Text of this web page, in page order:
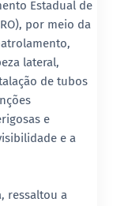
Estadual de
por meio da
lateral,
de tubos
e
e a
ressaltou a